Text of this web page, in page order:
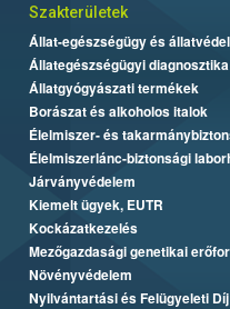
Szakterületek
Állat-egészségügy és
Állategészségügyi diagnosztika
Állatgyógyászati termékek
Borászat és alkoholos italok
Élelmiszer- és
Élelmiszerlánc-biztonsági
Járványvédelem
Kiemelt ügyek, EUTR
Kockázatkezelés
Mezőgazdasági genetikai
Növényvédelem
Nyilvántartási és Felügyeleti Díj